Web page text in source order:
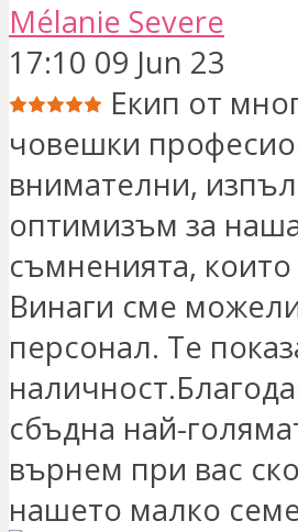
Mélanie Severe
17:10 09 Jun 23
Екип от
човешки
внимателни,
оптимизъм за
съмненията,
Винаги сме
персонал. Те
сбъдна най-
върнем при вас
нашето малко